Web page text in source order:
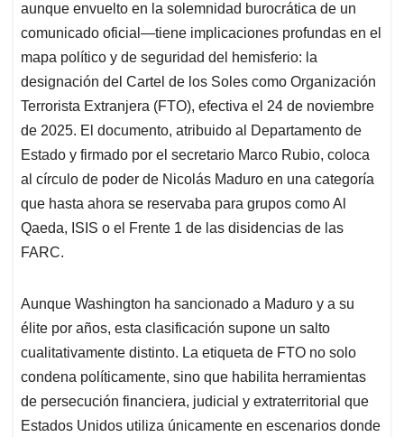
A
p
p
o
o
k
d
I
n
d
s
aunque envuelto en la solemnidad burocrática de un
comunicado oficial—tiene implicaciones profundas en el
mapa político y de seguridad del hemisferio: la
designación del Cartel de los Soles como Organización
Terrorista Extranjera (FTO), efectiva el 24 de noviembre
de 2025. El documento, atribuido al Departamento de
Estado y firmado por el secretario Marco Rubio, coloca
al círculo de poder de Nicolás Maduro en una categoría
que hasta ahora se reservaba para grupos como Al
Qaeda, ISIS o el Frente 1 de las disidencias de las
FARC.
Aunque Washington ha sancionado a Maduro y a su
élite por años, esta clasificación supone un salto
cualitativamente distinto. La etiqueta de FTO no solo
condena políticamente, sino que habilita herramientas
de persecución financiera, judicial y extraterritorial que
Estados Unidos utiliza únicamente en escenarios donde